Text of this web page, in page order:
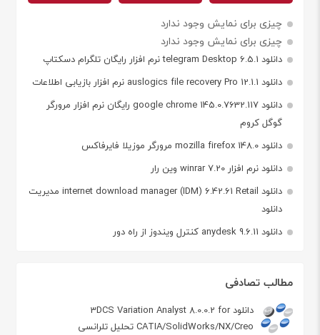
چیزی برای نمایش وجود ندارد
چیزی برای نمایش وجود ندارد
دانلود telegram Desktop 6.5.1 نرم افزار رایگان تلگرام دسکتاپ
دانلود auslogics file recovery Pro 12.1.1 نرم افزار بازیابی اطلاعات
دانلود google chrome 145.0.7632.117 رایگان نرم افزار مرورگر
گوگل کروم
دانلود mozilla firefox 148.0 مرورگر موزیلا فایرفاکس
دانلود نرم افزار winrar 7.20 وین رار
دانلود internet download manager (IDM) 6.42.61 Retail مدیریت
دانلود
دانلود anydesk 9.6.11 کنترل ویندوز از راه دور
مطالب تصادفی
دانلود 3DCS Variation Analyst 8.0.0.2 for
CATIA/SolidWorks/NX/Creo تحلیل تلرانسی